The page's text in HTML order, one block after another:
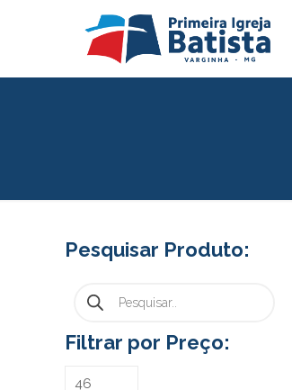
Pesquisar Produto:
Pesquisar
produtos
Filtrar por Preço: